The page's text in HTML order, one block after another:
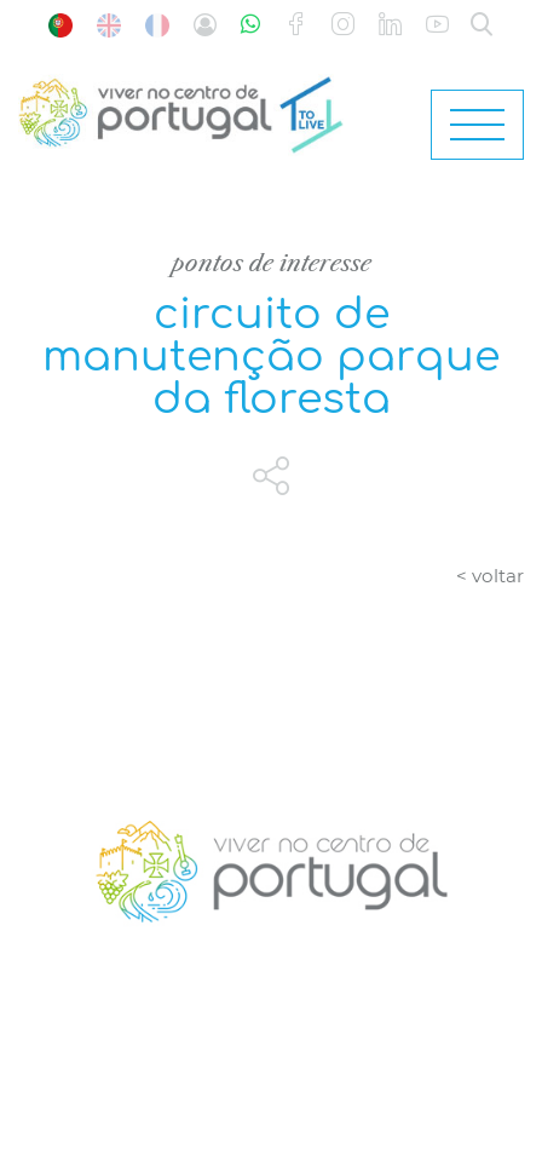
pontos de interesse
circuito de
manutenção parque
da floresta
< voltar